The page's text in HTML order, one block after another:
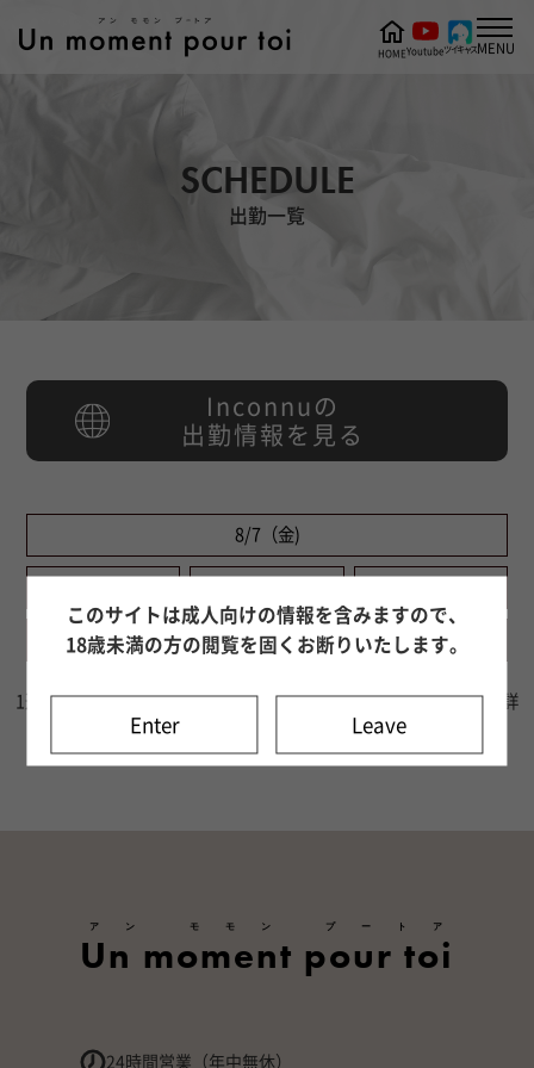
SCHEDULE
出勤一覧
HOMEYoutubeツイキャスMENU
Inconnuの
出勤情報を見る
8/7（金)
8/11（火) 8/12（水) 8/13（木)
1週間分の出勤情報をご確認いただけます。8日目以降はキャスト詳
細ページよりご確認ください。
Un moment pour toi
アン モモン プートア
24時間営業（年中無休）
このサイトは成人向けの情報を含みますので、
18歳未満の方の閲覧を固くお断りいたします。
Enter Leave